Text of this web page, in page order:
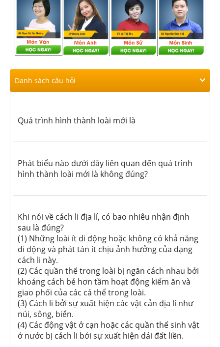
Danh sách câu hỏi
Quá trình hình thành loài mới là
Phát biểu nào dưới đây liên quan đến quá trình
hình thành loài mới là không đúng?
Khi nói về cách li địa lí, có bao nhiêu nhận định
sau là đúng?
(1) Những loài ít di động hoặc không có khả năng
di động và phát tán ít chịu ảnh hưởng của dạng
cách li này.
(2) Các quần thể trong loài bị ngăn cách nhau bởi
khoảng cách bé hơn tầm hoạt động kiếm ăn và
giao phối của các cá thể trong loài.
(3) Cách li bởi sự xuất hiện các vật cản địa lí như
núi, sông, biển.
(4) Các động vật ở cạn hoặc các quần thể sinh vật
ở nước bị cách li bởi sự xuất hiện dải đất liền.